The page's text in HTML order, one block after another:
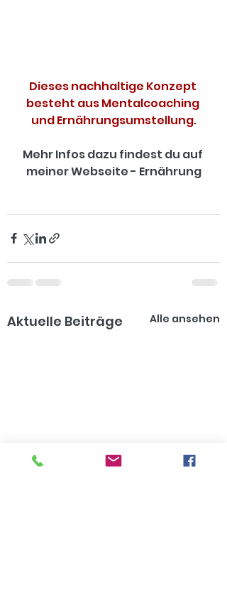
Dieses nachhaltige Konzept
besteht aus Mentalcoaching
und Ernährungsumstellung.
Mehr Infos dazu findest du auf
meiner Webseite - Ernährung
Aktuelle Beiträge Alle ansehen